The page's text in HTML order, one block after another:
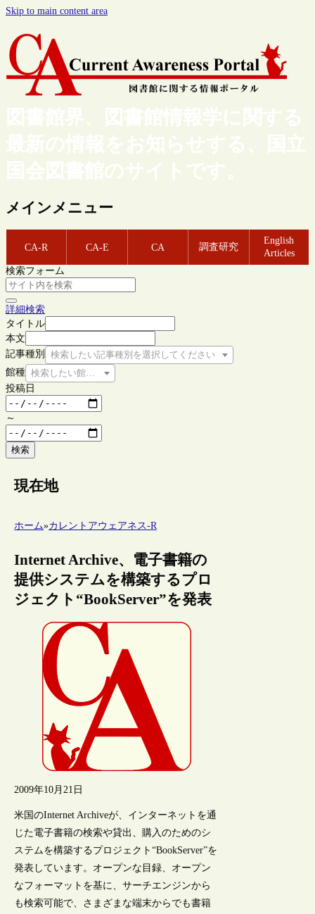
Skip to main content area
図書館界、図書館情報学に関する
最新の情報をお知らせする、国立
国会図書館のサイトです。
メインメニュー
CA-R CA-E CA 調査研究
English
Articles
検索フォーム
詳細検索
タイトル
本文
記事種別
検索したい記事種別を選択してください
館種 検索したい館種を選択してください
投稿日
～
検索
現在地
ホーム»カレントアウェアネス-R
Internet Archive、電子書籍の
提供システムを構築するプロ
ジェクト“BookServer”を発表
2009年10月21日
米国のInternet Archiveが、インターネットを通
じた電子書籍の検索や貸出、購入のためのシ
ステムを構築するプロジェクト“BookServer”を
発表しています。オープンな目録、オープン
なフォーマットを基に、サーチエンジンから
も検索可能で、さまざまな端末からでも書籍